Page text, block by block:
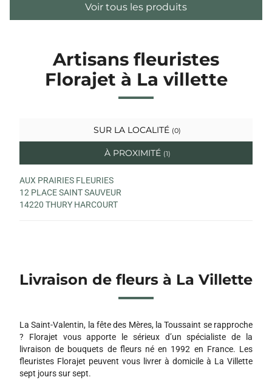
Voir tous les produits
Artisans fleuristes
Florajet à La villette
SUR LA LOCALITÉ (0)
À PROXIMITÉ (1)
AUX PRAIRIES FLEURIES
12 PLACE SAINT SAUVEUR
14220 THURY HARCOURT
Livraison de fleurs à La Villette
La Saint-Valentin, la fête des Mères, la Toussaint se rapproche
? Florajet vous apporte le sérieux d’un spécialiste de la
livraison de bouquets de fleurs né en 1992 en France. Les
fleuristes Florajet peuvent vous livrer à domicile à La Villette
sept jours sur sept.